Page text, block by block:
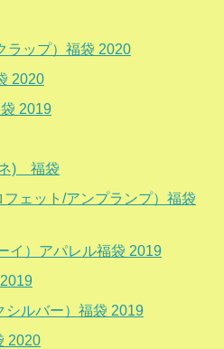
ラップ）福袋 2020
2020
2019
ネ) 福袋
ェット/アンプランプ）福袋
イ）アパレル福袋 2019
シルバー）福袋 2019
2020